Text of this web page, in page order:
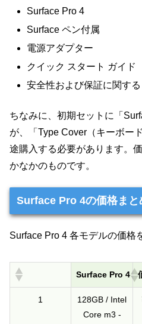
Surface Pro 4
Surface ペン付属
電源アダプター
クイック スタート ガイド
安全性および保証に関す
ちなみに、初期セットに「
が、「Type Cover（キーボー
途購入する必要があります。
かなかのものです。
Surface Pro 4の価格まと
Surface Pro 4 各モデルの価格
Surface Pro 4
1
128GB / Intel
Core m3 -